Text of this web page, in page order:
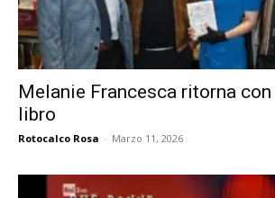
Melanie Francesca ritorna con
libro
Rotocalco Rosa - Marzo 11, 2026